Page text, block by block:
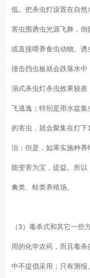
低。把杀虫灯设置在自然
害虫围诱虫光源飞舞，倒
或直接喂养食虫动物。诱
撞击挡虫板就会跌落水
溺式杀虫灯杀虫效果较
飞逃逸；特别是用水盆
的害虫，就会聚集在灯
治；但是，如果实施种
能变害为宝，提益。所
禽类、蛙类养殖场。
（3）毒杀式和其它一些
用的化学农药，而且毒
中不提倡采用；只有测